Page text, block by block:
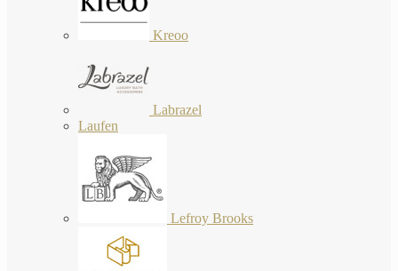
Kreoo
Labrazel
Laufen
Lefroy Brooks